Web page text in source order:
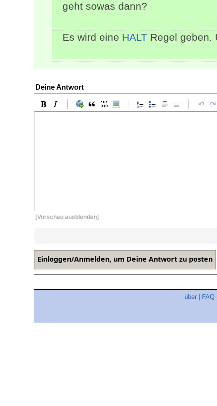
geht sowas dann?
Es wird eine HALT Regel geben.
Deine Antwort
[Vorschau ausblenden]
über FAQ